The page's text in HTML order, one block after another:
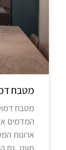
מטבח
מטבח
המדמים
ארונות